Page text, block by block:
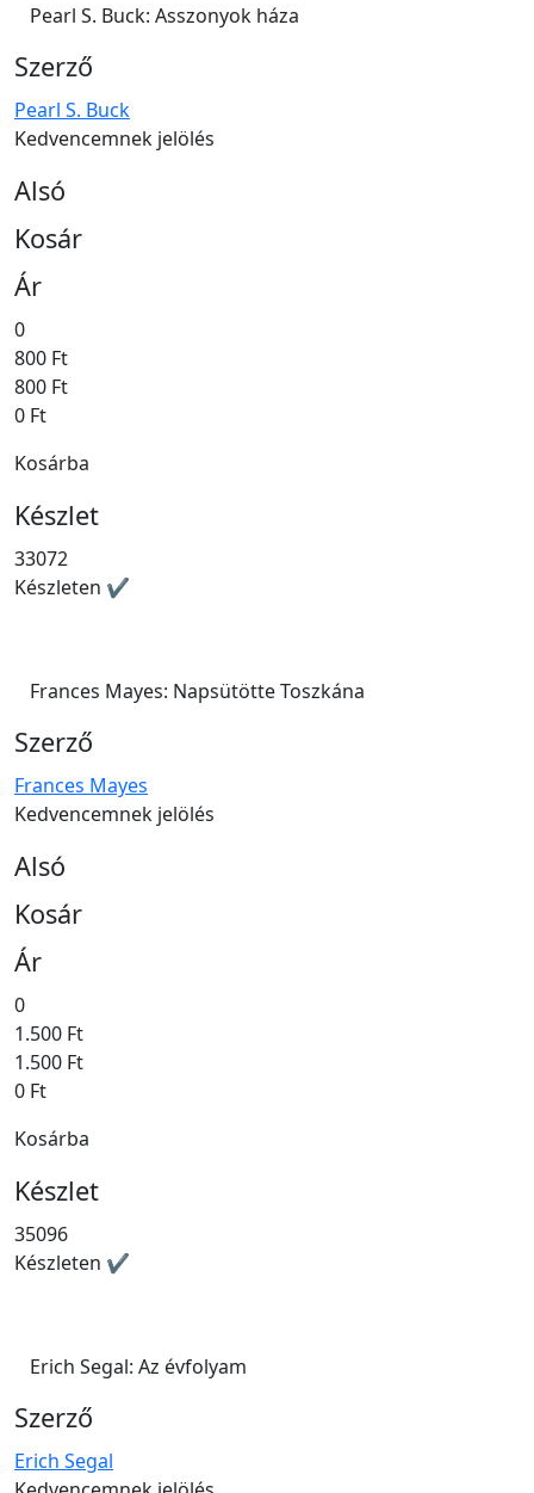
Pearl S. Buck: Asszonyok háza
Szerző
Pearl S. Buck
Kedvencemnek jelölés
Alsó
Kosár
Ár
0
800 Ft
800 Ft
0 Ft
Kosárba
Készlet
33072
Készleten ✔
Frances Mayes: Napsütötte Toszkána
Szerző
Frances Mayes
Kedvencemnek jelölés
Alsó
Kosár
Ár
0
1.500 Ft
1.500 Ft
0 Ft
Kosárba
Készlet
35096
Készleten ✔
Erich Segal: Az évfolyam
Szerző
Erich Segal